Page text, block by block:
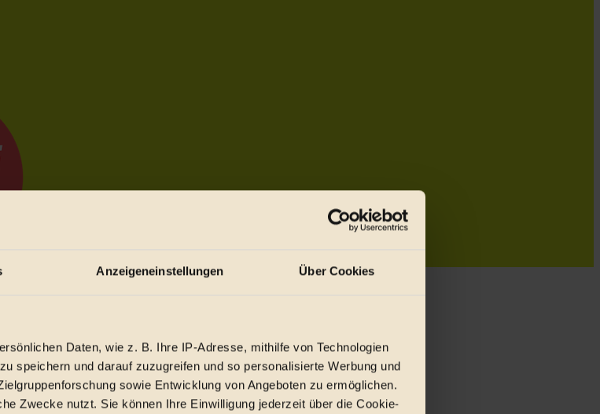
Anzeigeneinstellungen Über Cookies
Daten, wie z. B. Ihre IP-Adresse, mithilfe von Technologien
speichern und darauf zuzugreifen und so personalisierte Werbung und
sowie Entwicklung von Angeboten zu ermöglichen.
Zwecke nutzt. Sie können Ihre Einwilligung jederzeit über die Cookie-